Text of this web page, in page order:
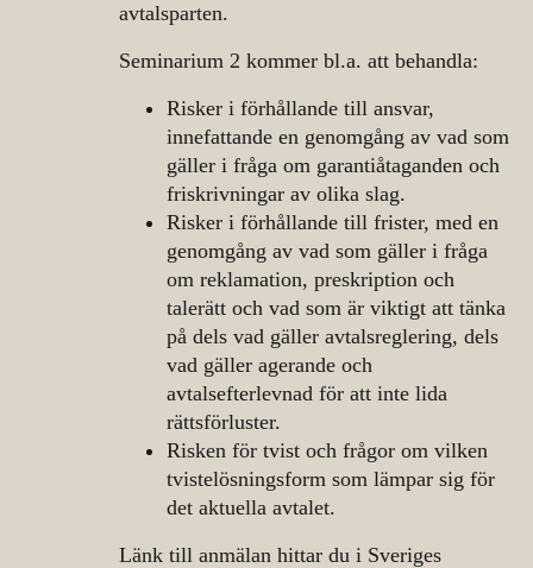
avtalsparten.
Seminarium 2 kommer bl.a. att behandla:
Risker i förhållande till ansvar,
innefattande en genomgång av vad som
gäller i fråga om garantiåtaganden och
friskrivningar av olika slag.
Risker i förhållande till frister, med en
genomgång av vad som gäller i fråga
om reklamation, preskription och
talerätt och vad som är viktigt att tänka
på dels vad gäller avtalsreglering, dels
vad gäller agerande och
avtalsefterlevnad för att inte lida
rättsförluster.
Risken för tvist och frågor om vilken
tvistelösningsform som lämpar sig för
det aktuella avtalet.
Länk till anmälan hittar du i Sveriges